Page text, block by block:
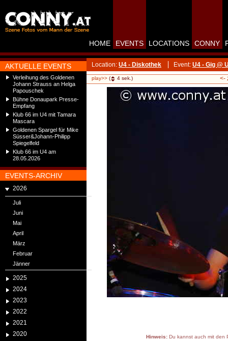
AKTUELLE EVENTS
Verleihung des Goldenen
Johann Strauss an Helga
Papouschek
Bühne Donaupark Presse-
Empfang
Klub 66 im U4 mit Tamara
Mascara
Goldenen Spargel für Mike
Süsser&Johann-Philipp
Spiegelfeld
Klub 66 im U4 am
28.05.2026
EVENTS-ARCHIV
2026
Juli
Juni
Mai
April
März
Februar
Jänner
2025
2024
2023
2022
2021
2020
HOME EVENTS LOCATIONS CONNY
Location: U4 - Diskothek Event: U4 - Gig @
play>> ( 4 sek.) <-
Hinweis:Du kannst auch mit den